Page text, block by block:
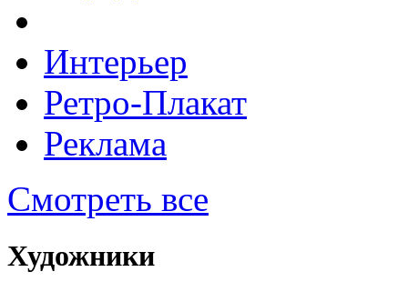
Интерьер
Ретро-Плакат
Реклама
Смотреть все
Художники